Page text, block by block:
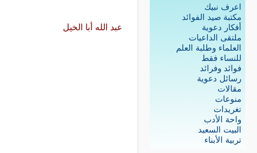
اعرف نبيك
مكتبة صيد الفوائد
أفكار دعوية
ملتقى الداعيات
العلماء وطلبة العلم
للنساء فقط
فوائد وفرائد
رسائل دعوية
مقالات
منوعات
تغريدات
واحة الأدب
البيت السعيد
تربية الأبناء
عبد الله أبا الخيل